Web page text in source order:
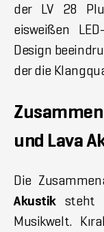
der LV 28
eisweißen
Design
der die
und Lava
Die
Akustik steht
Musikwelt.